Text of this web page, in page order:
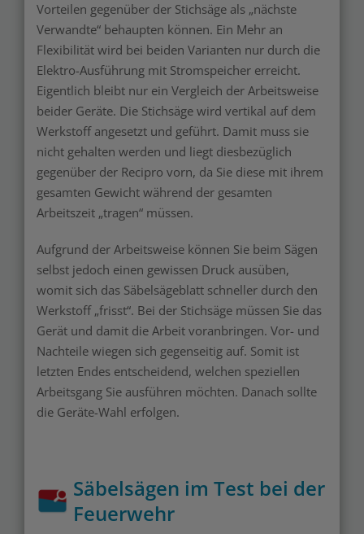
Vorteilen gegenüber der Stichsäge als „nächste
Verwandte“ behaupten können. Ein Mehr an
Flexibilität wird bei beiden Varianten nur durch die
Elektro-Ausführung mit Stromspeicher erreicht.
Eigentlich bleibt nur ein Vergleich der Arbeitsweise
beider Geräte. Die Stichsäge wird vertikal auf dem
Werkstoff angesetzt und geführt. Damit muss sie
nicht gehalten werden und liegt diesbezüglich
gegenüber der Recipro vorn, da Sie diese mit ihrem
gesamten Gewicht während der gesamten
Arbeitszeit „tragen“ müssen.
Aufgrund der Arbeitsweise können Sie beim Sägen
selbst jedoch einen gewissen Druck ausüben,
womit sich das Säbelsägeblatt schneller durch den
Werkstoff „frisst“. Bei der Stichsäge müssen Sie das
Gerät und damit die Arbeit voranbringen. Vor- und
Nachteile wiegen sich gegenseitig auf. Somit ist
letzten Endes entscheidend, welchen speziellen
Arbeitsgang Sie ausführen möchten. Danach sollte
die Geräte-Wahl erfolgen.
Säbelsägen im Test bei der
Feuerwehr